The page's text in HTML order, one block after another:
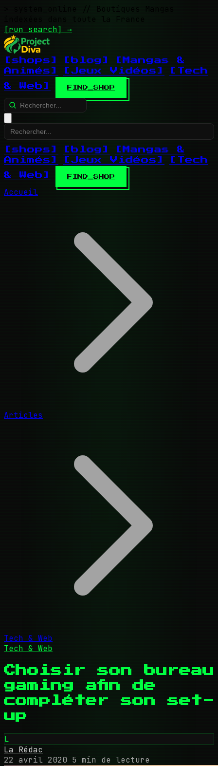
// Boutiques Mangas
indexées dans toute la France
[run search] →
[shops] [blog]
[Mangas &
Animés]
[Jeux Vidéos]
[Tech
& Web]
FIND_SHOP
[shops] [blog]
[Mangas &
Animés]
[Jeux Vidéos]
[Tech
& Web]
FIND_SHOP
Accueil
Articles
Tech & Web
Tech & Web
Choisir son bureau
gaming afin de
compléter son set-
up
L
La Rédac
22 avril 2020 5 min de lecture